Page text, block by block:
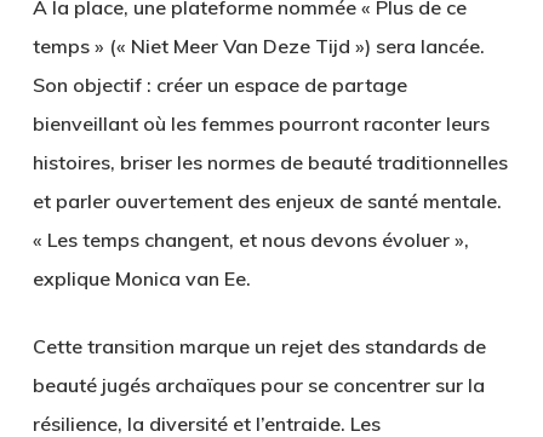
À la place, une plateforme nommée « Plus de ce
temps » (« Niet Meer Van Deze Tijd ») sera lancée.
Son objectif : créer un espace de partage
bienveillant où les femmes pourront raconter leurs
histoires, briser les normes de beauté traditionnelles
et parler ouvertement des enjeux de santé mentale.
« Les temps changent, et nous devons évoluer »,
explique Monica van Ee.
Cette transition marque un rejet des standards de
beauté jugés archaïques pour se concentrer sur la
résilience, la diversité et l’entraide. Les